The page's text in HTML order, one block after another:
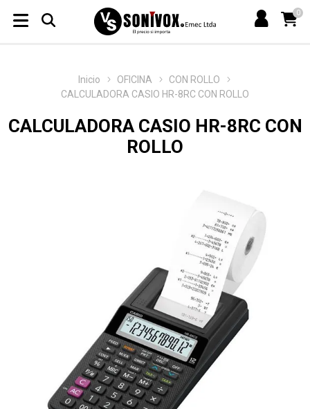
0
Inicio OFICINA
CON ROLLO
CALCULADORA CASIO HR-8RC CON ROLLO
CALCULADORA CASIO HR-8RC CON
ROLLO